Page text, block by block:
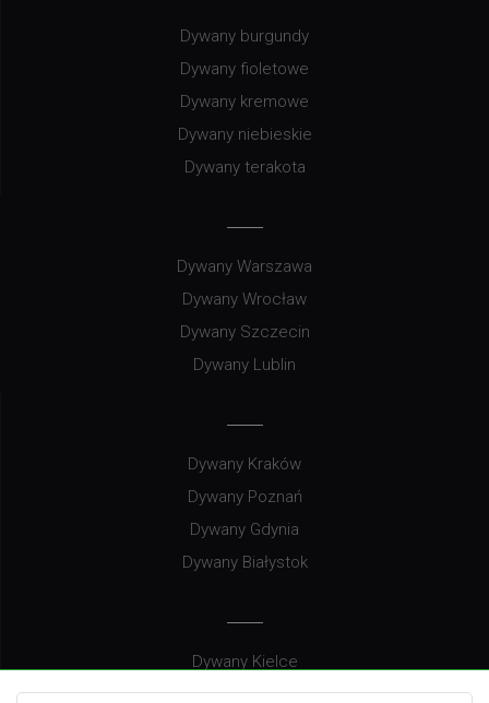
Dywany burgundy
Dywany fioletowe
Dywany kremowe
Dywany niebieskie
Dywany terakota
Dywany Warszawa
Dywany Wrocław
Dywany Szczecin
Dywany Lublin
Dywany Kraków
Dywany Poznań
Dywany Gdynia
Dywany Białystok
Dywany Kielce
Dywany Gdańsk